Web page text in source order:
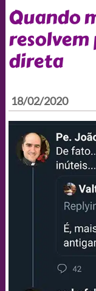
Quando
direta
18/02/2020